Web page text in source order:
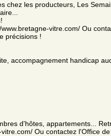
chez les producteurs, Les
vitre.com/ Ou
précisions !
accompagnement handicap
d'hôtes, appartements...
Ou contactez l'Office